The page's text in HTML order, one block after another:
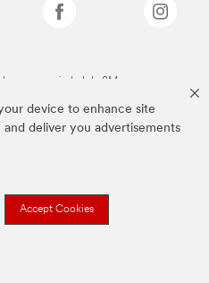
device to enhance site
and deliver you advertisements
Accept Cookies
son propiedad de 3M